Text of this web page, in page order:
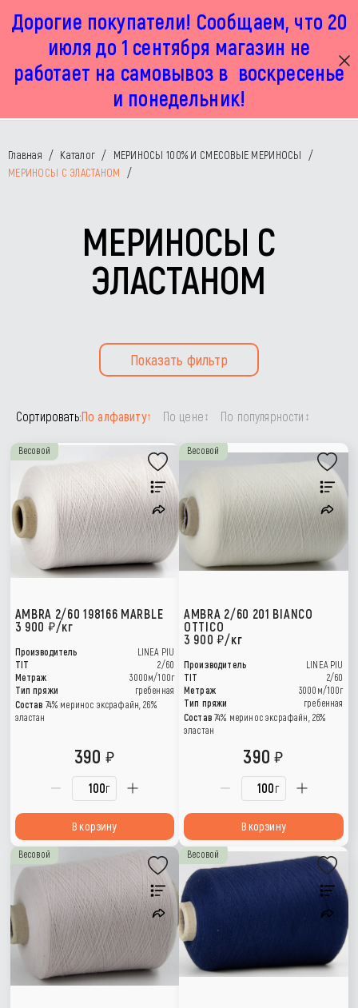
Дорогие покупатели! Сообщаем, что 20
июля до 1 сентября магазин не
работает на самовывоз в воскресенье
и понедельник!
г. Москва, Маленковская 32 стр 2А
пн-пт с 11:00 до 19:00, сб с 11:00 до 17:00
+7 925 449 67 92
Главная / Каталог / МЕРИНОСЫ 100% И СМЕСОВЫЕ МЕРИНОСЫ
/
МЕРИНОСЫ С ЭЛАСТАНОМ
/
МЕРИНОСЫ С
ЭЛАСТАНОМ
Показать фильтр
Сортировать:По алфавиту↑ По цене↕ По популярности ↕
Весовой
AMBRA 2/60 198166 MARBLE
3 900
/кг
Производитель
LINEA PIU
TIT
2/60
Метраж
3000м/100г
Тип пряжи
гребенная
Состав 74% меринос эксрафайн, 26%
эластан
г
390
В корзину
Весовой
AMBRA 2/60 201 BIANCO
OTTICO
3 900 /кг
Производитель
LINEA PIU
TIT
2/60
Метраж
3000м/100г
Тип пряжи
гребенная
Состав 74% меринос эксрафайн, 26%
эластан
г
390
В корзину
Весовой Весовой